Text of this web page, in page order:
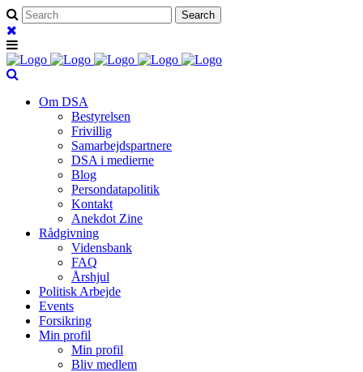
Om DSA
Bestyrelsen
Frivillig
Samarbejdspartnere
DSA i medierne
Blog
Persondatapolitik
Kontakt
Anekdot Zine
Rådgivning
Vidensbank
FAQ
Årshjul
Politisk Arbejde
Events
Forsikring
Min profil
Min profil
Bliv medlem